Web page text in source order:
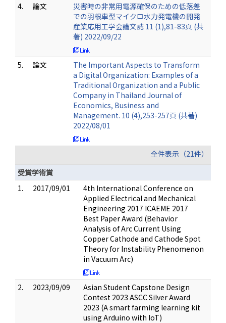
4. 論文
災害時の非常用電源確保のための低落差
での羽根車型マイクロ水力発電機の開発
産業応用工学会論文誌 11 (1),81-83頁 (共
著) 2022/09/22
5. 論文
The Important Aspects to Transform
a Digital Organization: Examples of a
Traditional Organization and a Public
Company in Thailand Journal of
Economics, Business and
Management. 10 (4),253-257頁 (共著)
2022/08/01
全件表示（21件）
受賞学術賞
1.
2017/09/01
4th International Conference on
Applied Electrical and Mechanical
Engineering 2017 ICAEME 2017
Best Paper Award (Behavior
Analysis of Arc Current Using
Copper Cathode and Cathode Spot
Theory for Instability Phenomenon
in Vacuum Arc)
2. 2023/09/09
Asian Student Capstone Design
Contest 2023 ASCC Silver Award
2023 (A smart farming learning kit
using Arduino with IoT)